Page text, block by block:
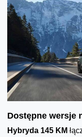
Dostępne wersje
Hybryda 145 KM